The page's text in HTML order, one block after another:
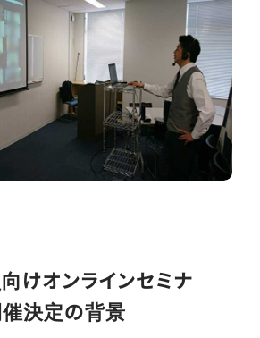
けオンラインセミナ
決定の背景